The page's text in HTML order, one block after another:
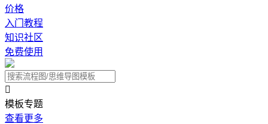
价格
入门教程
知识社区
免费使用

模板专题
查看更多